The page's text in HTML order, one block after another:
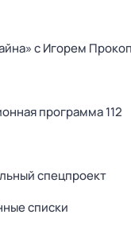
с Игорем
программа 112
спецпроект
списки